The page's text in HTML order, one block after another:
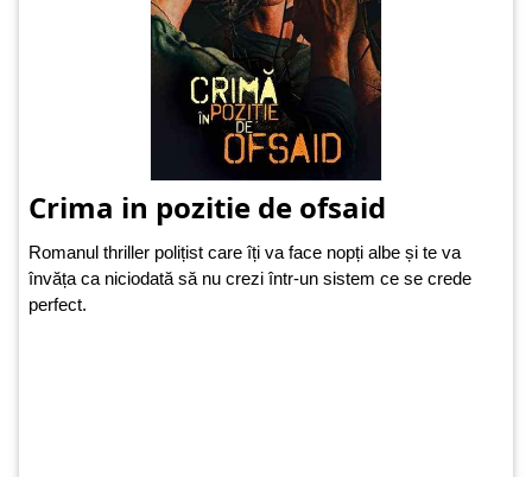
Crima in pozitie de ofsaid
Romanul thriller polițist care îți va face nopți albe și te va
învăța ca niciodată să nu crezi într-un sistem ce se crede
perfect.